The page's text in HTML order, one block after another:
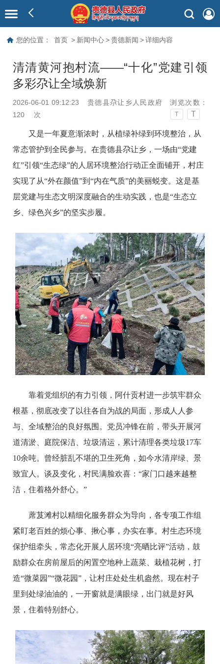
您的位置： 首页 > 新闻中心 > 贵德新闻 > 详细内容
清清黄河抱村流——“十化”党建引领
多彩尕让全域焕新
2026-06-01 09:12:23 贵德县尕让乡人民政府
浏览次数：
120
次 T T
又是一年夏意渐浓时，从植绿补绿到环境整治，从
常态管护到全民参与。在贵德县尕让乡，一场由“党建
红”引领“生态绿”的人居环境整治行动正全面铺开，村庄
实现了从“外在颜值”到“内在气质”的美丽蜕变。这是基
层党建与生态文明深度融合的生动实践，也是“生态立
乡、绿色兴乡”的坚实步履。
靠着党组织的有力引领，阿什贡村进一步筑牢群众
根基，彻底改变了以往各自为战的局面，形成人人参
与、全域整治的良好氛围。党员冲锋在前，带头开展河
道清淤、庭院保洁、垃圾清运，累计清理各类垃圾17车
10余吨。曾经脏乱不堪的卫生死角，如今水清岸绿、景
致宜人。谈及变化，村民满脸欢喜：“家门口越来越整
洁，住着格外舒心。”
蓆芨滩村以精细化服务群众为导向，各专项工作组
紧盯老百姓的烦心事、揪心事，办实在事。村生态环境
保护组牵头，常态化开展人居环境“亮晒比评”活动，鼓
励群众在房前屋后的闲置空地种上蔬菜、栽植花树，打
造“微菜园”“微花园”，让村庄处处生机盎然。现在村子
里到处绿油油的，一开窗就是满眼绿，出门就是好风
景，住着特别舒心。